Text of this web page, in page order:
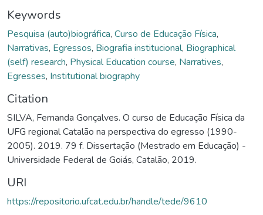
Keywords
Pesquisa (auto)biográfica, Curso de Educação Física,
Narrativas, Egressos, Biografia institucional, Biographical
(self) research, Physical Education course, Narratives,
Egresses, Institutional biography
Citation
SILVA, Fernanda Gonçalves. O curso de Educação Física da
UFG regional Catalão na perspectiva do egresso (1990-
2005). 2019. 79 f. Dissertação (Mestrado em Educação) -
Universidade Federal de Goiás, Catalão, 2019.
URI
https://repositorio.ufcat.edu.br/handle/tede/9610